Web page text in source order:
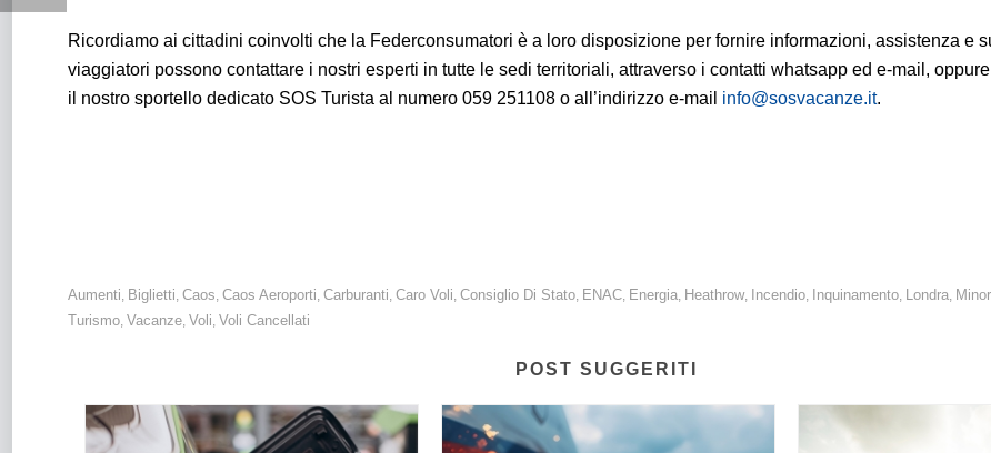
Ricordiamo ai cittadini coinvolti che la Federconsumatori è a loro disposizione per fornire informazioni, assistenza e
viaggiatori possono contattare i nostri esperti in tutte le sedi territoriali, attraverso i contatti whatsapp ed e-mail,
il nostro sportello dedicato SOS Turista al numero 059 251108 o all’indirizzo e-mail info@sosvacanze.it.
Aumenti, Biglietti, Caos, Caos Aeroporti, Carburanti, Caro Voli, Consiglio Di Stato, ENAC, Energia, Heathrow, Incendio, Inquinamento, Londra,
Turismo, Vacanze, Voli, Voli Cancellati
POST SUGGERITI